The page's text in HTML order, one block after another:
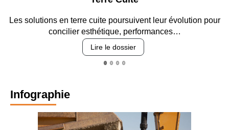
poursuivent leur évolution pour
performances…
Entre circulation,
Infographie